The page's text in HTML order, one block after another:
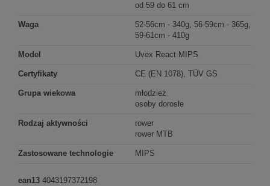
od 59 do 61 cm
Waga
52-56cm - 340g, 56-59cm - 365g,
59-61cm - 410g
Model Uvex React MIPS
Certyfikaty CE (EN 1078), TÜV GS
Grupa wiekowa
młodzież
osoby dorosłe
Rodzaj aktywności
rower
rower MTB
Zastosowane technologie MIPS
ean13 4043197372198